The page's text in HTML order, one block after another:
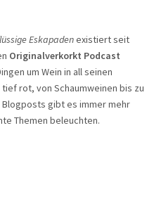
Eskapadenexistiert seit
Originalverkorkt Podcast
um Wein in all seinen
rot, von Schaumweinen bis zu
gibt es immer mehr
Themen beleuchten.